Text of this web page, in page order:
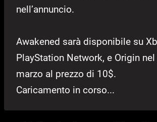
nell’annuncio.
Awakened sarà disponibile su
PlayStation Network, e Origin
marzo al prezzo di 10$.
Caricamento in corso...